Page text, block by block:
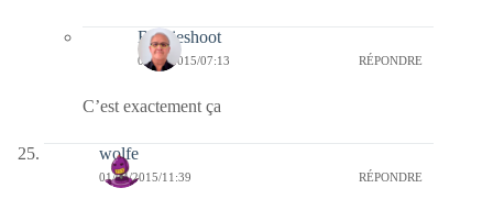
Bernieshoot
04/04/2015/07:13 RÉPONDRE
C’est exactement ça
wolfe
01/04/2015/11:39 RÉPONDRE